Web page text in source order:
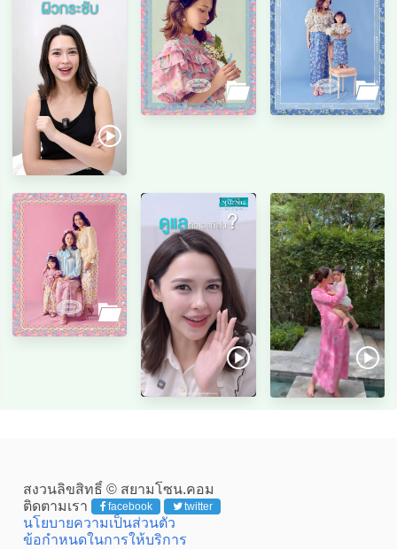
สงวนลิขสิทธิ์ © สยามโซน.คอม
ติดตามเรา
facebook twitter
นโยบายความเป็นส่วนตัว
ข้อกำหนดในการให้บริการ